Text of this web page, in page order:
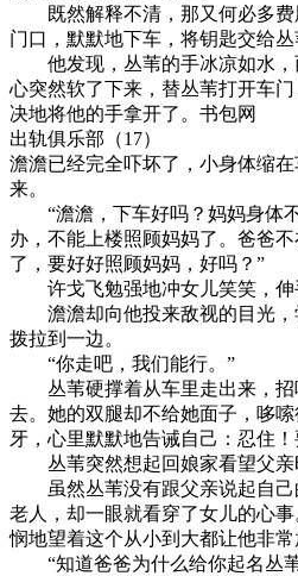
既然解释不清，那又何必多费
门口，默默地下车，将钥匙交给丛
他发现，丛苇的手冰凉如水，
心突然软了下来，替丛苇打开车
决地将他的手拿开了。书包网
出轨俱乐部（17）
澹澹已经完全吓坏了，小身体缩
来。
“澹澹，下车好吗？妈妈身体
办，不能上楼照顾妈妈了。爸爸
了，要好好照顾妈妈，好吗？”
许戈飞勉强地冲女儿笑笑，伸
澹澹却向他投来敌视的目光，
拨拉到一边。
“你走吧，我们能行。”
丛苇硬撑着从车里走出来，招
去。她的双腿却不给她面子，哆
牙，心里默默地告诫自己：忍住！
丛苇突然想起回娘家看望父亲
虽然丛苇没有跟父亲说起自己
老人，却一眼就看穿了女儿的心
悯地望着这个从小到大都让他非常
“知道爸爸为什么给你起名丛